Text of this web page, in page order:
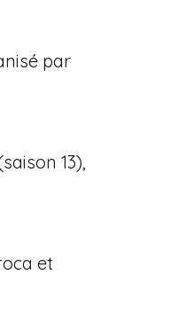
par
13),
et